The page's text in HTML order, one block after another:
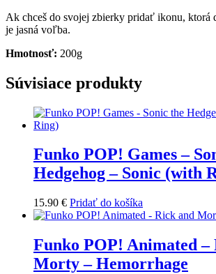
Ak chceš do svojej zbierky pridať ikonu, ktorá
je jasná voľba.
Hmotnosť: 200g
Súvisiace produkty
Funko POP! Games –
Hedgehog – Sonic (with
15.90 € Pridať do košíka
Funko POP! Animated –
Morty – Hemorrhage